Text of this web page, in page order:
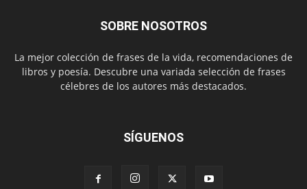
SOBRE NOSOTROS
La mejor colección de frases de la vida, recomendaciones de
libros y poesía. Descubre una variada selección de frases
célebres de los autores más destacados.
SÍGUENOS